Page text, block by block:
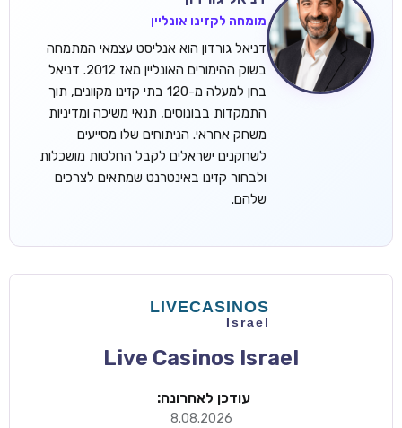
מומחה לקזינו אונליין
דניאל גורדון הוא אנליסט עצמאי המתמחה
בשוק ההימורים האונליין מאז 2012. דניאל
בחן למעלה מ-120 בתי קזינו מקוונים, תוך
התמקדות בבונוסים, תנאי משיכה ומדיניות
משחק אחראי. הניתוחים שלו מסייעים
לשחקנים ישראלים לקבל החלטות מושכלות
ולבחור קזינו באינטרנט שמתאים לצרכים
שלהם.
Live Casinos Israel
עודכן לאחרונה:
8.08.2026